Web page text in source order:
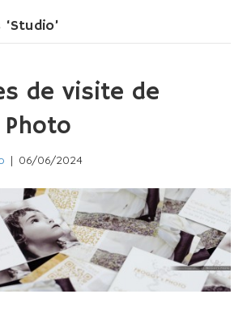
de visite de
Photo
| 06/06/2024